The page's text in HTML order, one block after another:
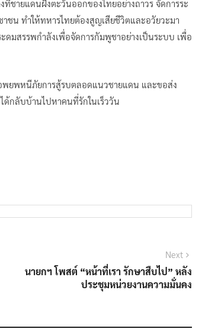
ชายแดนฝั่งตะวันออกของไทยอย่างถาวร จัดการระ
น ทำให้ทหารไทยต้องสูญเสียชีวิตและอวัยวะมา
มสรรพกำลังเพื่อจัดการกัมพูชาอย่างเป็นระบบ เพื่อ
พยพหนีภัยการสู้รบตลอดแนวชายแดน และขอส่ง
กลับบ้านไปหาคนที่รักในเร็ววัน
Next
นายกฯ โพสต์ “หน้าที่เรา รักษาสืบไป” หลัง
ประชุมหน่วยงานความมั่นคง